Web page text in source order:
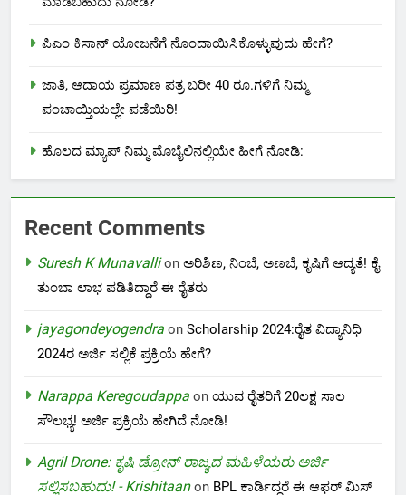
ಪಿಎಂ ಕಿಸಾನ್ ಯೋಜನೆಗೆ ನೊಂದಾಯಿಸಿಕೊಳ್ಳುವುದು ಹೇಗೆ?
ಜಾತಿ, ಆದಾಯ ಪ್ರಮಾಣ ಪತ್ರ ಬರೀ 40 ರೂ.ಗಳಿಗೆ ನಿಮ್ಮ
ಪಂಚಾಯ್ತಿಯಲ್ಲೇ ಪಡೆಯಿರಿ!
ಹೊಲದ ಮ್ಯಾಪ್ ನಿಮ್ಮ ಮೊಬೈಲಿನಲ್ಲಿಯೇ ಹೀಗೆ ನೋಡಿ:
Recent Comments
Suresh K Munavallion ಅರಿಶಿಣ, ನಿಂಬೆ, ಅಣಬೆ, ಕೃಷಿಗೆ ಆದ್ಯತೆ! ಕೈ
ತುಂಬಾ ಲಾಭ ಪಡಿತಿದ್ದಾರೆ ಈ ರೈತರು
jayagondeyogendra on Scholarship 2024:ರೈತ ವಿದ್ಯಾನಿಧಿ
2024ರ ಅರ್ಜಿ ಸಲ್ಲಿಕೆ ಪ್ರಕ್ರಿಯೆ ಹೇಗೆ?
Narappa Keregoudappa on ಯುವ ರೈತರಿಗೆ 20ಲಕ್ಷ ಸಾಲ
ಸೌಲಭ್ಯ! ಅರ್ಜಿ ಪ್ರಕ್ರಿಯೆ ಹೇಗಿದೆ ನೋಡಿ!
Agril Drone: ಕೃಷಿ ಡ್ರೋನ್ ರಾಜ್ಯದ ಮಹಿಳೆಯರು ಅರ್ಜಿ
ಸಲ್ಲಿಸಬಹುದು! - Krishitaanon BPL ಕಾರ್ಡಿದ್ದರೆ ಈ ಆಫರ್ ಮಿಸ್